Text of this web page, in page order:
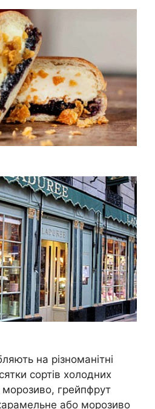
на різноманітні
сортів холодних
морозиво, грейпфрут
або морозиво